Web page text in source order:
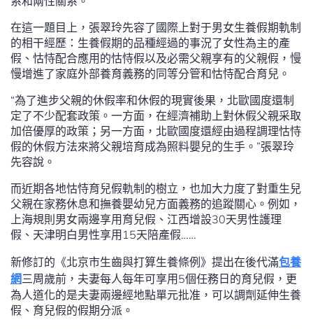
在這一題目上，張翠玲先容了國際上對于男女生養假期軌制
的相干經歷：生養假期的品種經過的事況了女性為主的產
假、怙恃配合應用的怙恃假以及必需父親享有的父親假，慢
慢增進了家庭外部養育義務的同等分管和怙恃配合育兒。
“為了進步父親的休假率和休假的現實後果，北歐國度還制
定了不少配套政策。一方面，在經濟補助上對休假父親采取
加倍優厚的政策；另一方面，北歐國度還經由過程調理怙恃
假的休假方法來將父親培育成為照料嬰兒的生手。”張翠玲
先容說。
而近期各地怙恃育兒假軌制的樹立，也加大力度了對重生兒
父親在家務休息和撫養嬰幼兒方面義務的追蹤關心。例如，
上海規則男女兩邊享用育兒假、江西增設30天男性護理
假、天津明白男性享用15天陪產假……
新修訂的《北京市生齒與打算生養條例》提出在後代滿包養
網三周歲前，夫妻每人每年可享用5個任務日的育兒假，更
為人道化的是夫妻兩邊經地點單元批准，可以調劑延伸生養
假、育兒假的假期分派。